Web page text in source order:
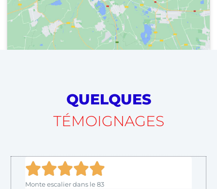
QUELQUES
TÉMOIGNAGES

Monte escalier dans le 83